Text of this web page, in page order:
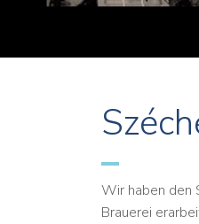
Wir haben den
Brauerei